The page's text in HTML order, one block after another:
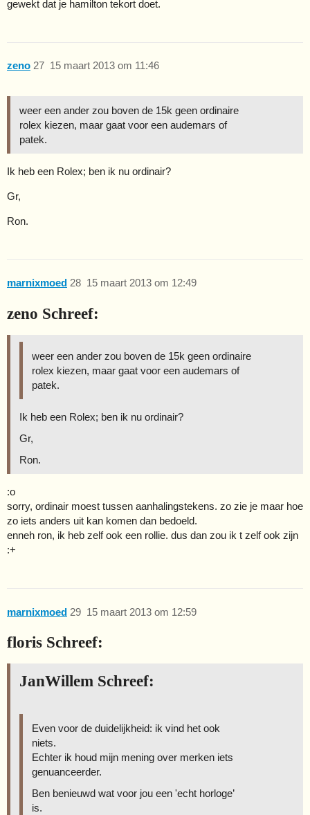
gewekt dat je hamilton tekort doet.
zeno 15 maart 2013 om 11:46
27
weer een ander zou boven de 15k geen ordinaire
rolex kiezen, maar gaat voor een audemars of
patek.
Ik heb een Rolex; ben ik nu ordinair?
Gr,
Ron.
marnixmoed 15 maart 2013 om 12:49
28
zeno Schreef:
weer een ander zou boven de 15k geen ordinaire
rolex kiezen, maar gaat voor een audemars of
patek.
Ik heb een Rolex; ben ik nu ordinair?
Gr,
Ron.
:o
sorry, ordinair moest tussen aanhalingstekens. zo zie je maar hoe
zo iets anders uit kan komen dan bedoeld.
enneh ron, ik heb zelf ook een rollie. dus dan zou ik t zelf ook zijn
:+
marnixmoed 15 maart 2013 om 12:59
29
floris Schreef:
JanWillem Schreef:
Even voor de duidelijkheid: ik vind het ook
niets.
Echter ik houd mijn mening over merken iets
genuanceerder.
Ben benieuwd wat voor jou een 'echt horloge’
is.